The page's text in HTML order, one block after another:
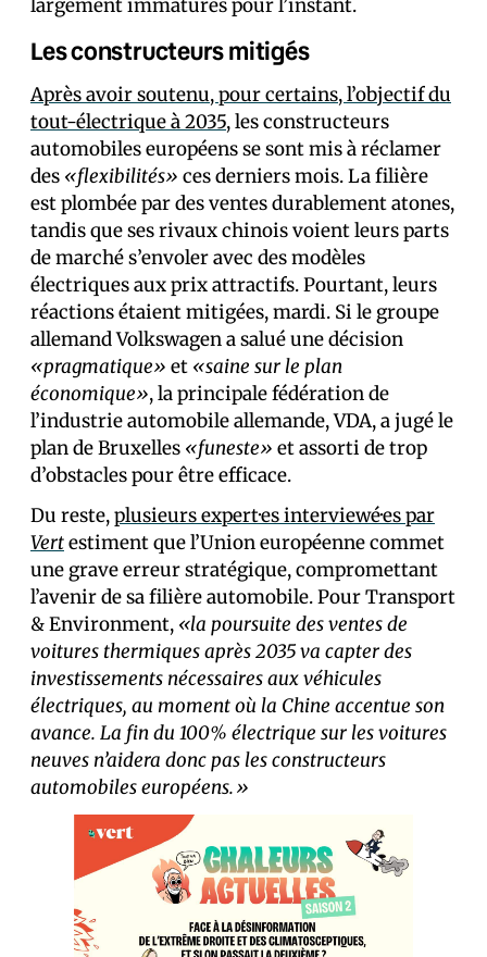
largement immatures pour l’instant.
Les constructeurs mitigés
Après avoir soutenu, pour certains, l’objectif du
tout-électrique à 2035, les constructeurs
automobiles européens se sont mis à réclamer
des «flexibilités» ces derniers mois. La filière
est plombée par des ventes durablement atones,
tandis que ses rivaux chinois voient leurs parts
de marché s’envoler avec des modèles
électriques aux prix attractifs. Pourtant, leurs
réactions étaient mitigées, mardi. Si le groupe
allemand Volkswagen a salué une décision
«pragmatique» et «saine sur le plan
économique», la principale fédération de
l’industrie automobile allemande, VDA, a jugé le
plan de Bruxelles «funeste» et assorti de trop
d’obstacles pour être efficace.
Du reste,plusieurs expert·es interviewé·es par
Vertestiment que l’Union européenne commet
une grave erreur stratégique, compromettant
l’avenir de sa filière automobile. Pour Transport
& Environment, «la poursuite des ventes de
voitures thermiques après 2035 va capter des
investissements nécessaires aux véhicules
électriques, au moment où la Chine accentue son
avance. La fin du 100% électrique sur les voitures
neuves n’aidera donc pas les constructeurs
automobiles européens.»